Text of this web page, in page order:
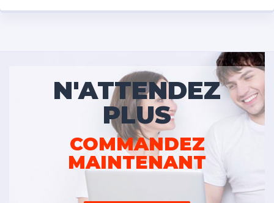
N'ATTENDEZ
PLUS
COMMANDEZ
MAINTENANT